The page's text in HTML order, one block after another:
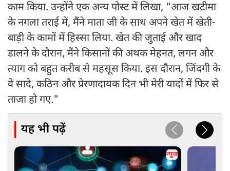
काम किया. उन्होंने एक अन्य पोस्ट में लिखा, "आज खटीमा
के नगला तराई में, मैंने माता जी के साथ अपने खेत में खेती-
बाड़ी के कामों में हिस्सा लिया. खेत की जुताई और खाद
डालने के दौरान, मैंने किसानों की अथक मेहनत, लगन और
त्याग को बहुत करीब से महसूस किया. इस दौरान, जिंदगी के
वे सादे, कठिन और प्रेरणादायक दिन भी मेरी यादों में फिर से
ताजा हो गए."
यह भी पढ़ें
न्यूज